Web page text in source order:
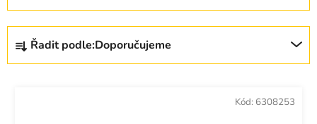
Ř
z
Řadit podle:Doporučujeme
p
Kód: 6308253